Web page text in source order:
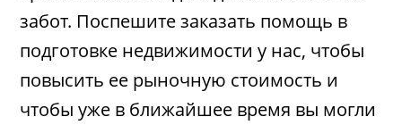
забот. Поспешите заказать помощь в
подготовке недвижимости у нас, чтобы
повысить ее рыночную стоимость и
чтобы уже в ближайшее время вы могли